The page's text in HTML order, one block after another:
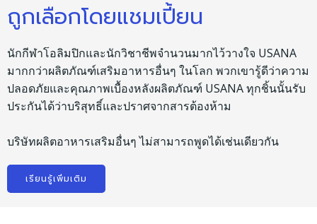
ถูกเลือกโดยแชมเปี้ยน
นักกีฬาโอลิมปิกและนักวิชาชีพจำนวนมากไว้วางใจ USANA
มากกว่าผลิตภัณฑ์เสริมอาหารอื่นๆ ในโลก พวกเขารู้ดีว่าความ
ปลอดภัยและคุณภาพเบื้องหลังผลิตภัณฑ์ USANA ทุกชิ้นนั้นรับ
ประกันได้ว่าบริสุทธิ์และปราศจากสารต้องห้าม
บริษัทผลิตอาหารเสริมอื่นๆ ไม่สามารถพูดได้เช่นเดียวกัน
เรียนรู้เพิ่มเติม